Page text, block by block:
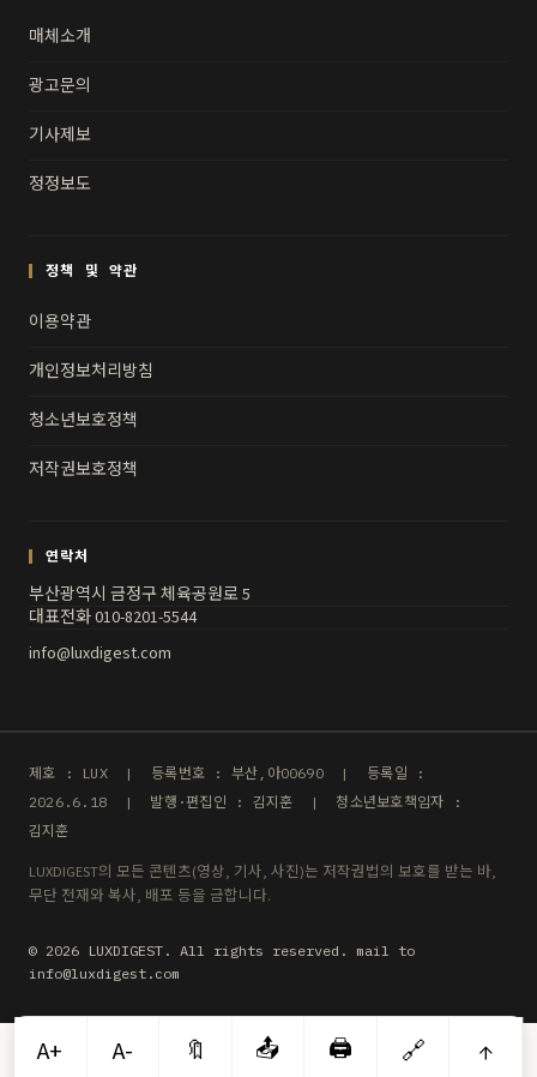
매체소개
광고문의
기사제보
정정보도
정책 및 약관
이용약관
개인정보처리방침
청소년보호정책
저작권보호정책
연락처
부산광역시 금정구 체육공원로 5
대표전화 010-8201-5544
info@luxdigest.com
제호 : LUX | 등록번호 : 부산,아00690 | 등록일 :
2026.6.18 | 발행·편집인 : 김지훈 | 청소년보호책임자 :
김지훈
LUXDIGEST의 모든 콘텐츠(영상, 기사, 사진)는 저작권법의 보호를 받는 바,
무단 전재와 복사, 배포 등을 금합니다.
© 2026 LUXDIGEST. All rights reserved. mail to
info@luxdigest.com
A+ A- 🔖 📤 🖨️ 🔗 ↑